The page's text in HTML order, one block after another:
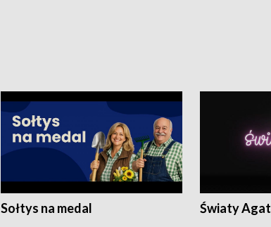
Sołtys na medal Światy